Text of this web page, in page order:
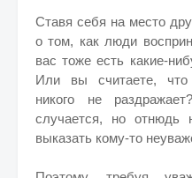
Ставя себя на место
о том, как люди
вас тоже есть какие-
Или вы считаете, что
никого не
случается, но отнюдь
выказать кому-то